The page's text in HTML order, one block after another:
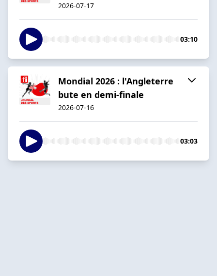
2026-07-17
03:10
Mondial 2026 : l'Angleterre
bute en demi-finale
2026-07-16
03:03